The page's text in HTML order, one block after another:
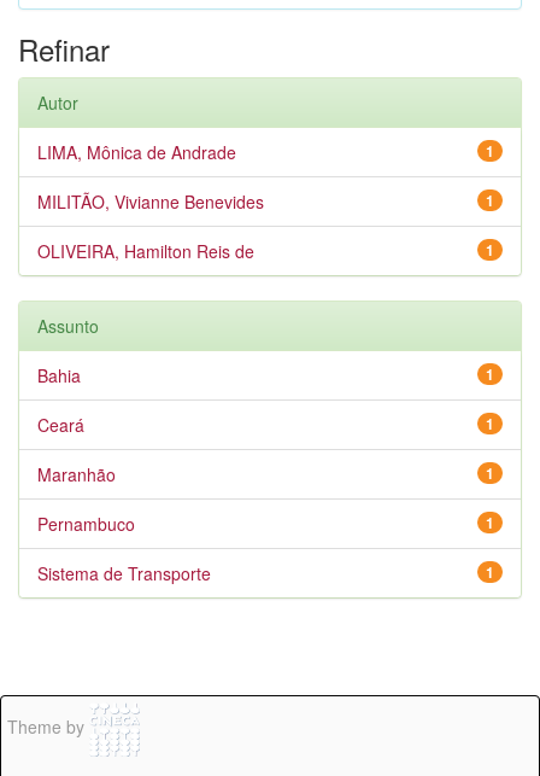
Refinar
Autor
1
LIMA, Mônica de Andrade
1
MILITÃO, Vivianne Benevides
1
OLIVEIRA, Hamilton Reis de
Assunto
1
Bahia
1
Ceará
1
Maranhão
1
Pernambuco
1
Sistema de Transporte
Theme by